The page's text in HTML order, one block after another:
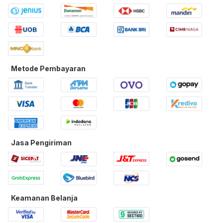
Metode Pembayaran
Jasa Pengiriman
Keamanan Belanja